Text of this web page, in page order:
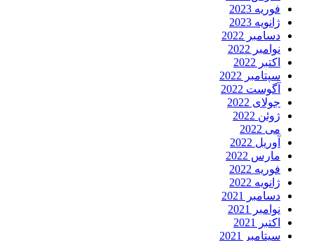
فوریه 2023
ژانویه 2023
دسامبر 2022
نوامبر 2022
اکتبر 2022
سپتامبر 2022
آگوست 2022
جولای 2022
ژوئن 2022
می 2022
آوریل 2022
مارس 2022
فوریه 2022
ژانویه 2022
دسامبر 2021
نوامبر 2021
اکتبر 2021
سپتامبر 2021